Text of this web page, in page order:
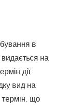
в
видається на
дії
вид на
що